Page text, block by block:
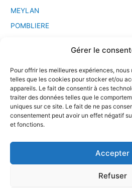
Gérer le
Pour offrir les meilleures expériences,
telles que les cookies pour stocker et/ou
appareils. Le fait de consentir à ces
traiter des données telles que le
uniques sur ce site. Le fait de ne pas
consentement peut avoir un effet négatif
et fonctions.
Accepter
Refuser
MEYLAN
POMBLIERE
Sport Chanbara
Stage
VALENCE
VILLEURBANNE